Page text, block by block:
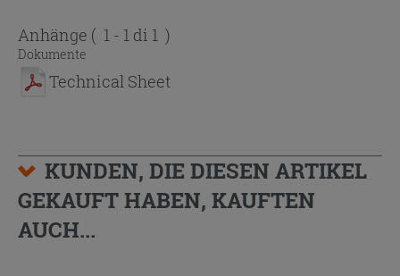
Anhänge ( 1 - 1 di 1 )
Dokumente
Technical Sheet
KUNDEN, DIE DIESEN ARTIKEL
GEKAUFT HABEN, KAUFTEN
AUCH...